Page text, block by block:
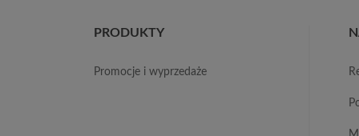
PRODUKTY
promocje i wyprzedaże